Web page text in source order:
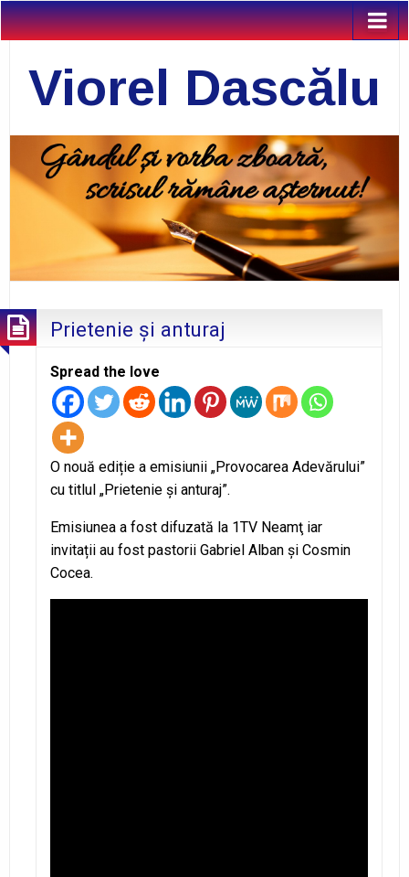
Viorel Dascălu
Prietenie şi anturaj
Spread the love
O nouă ediție a emisiunii „Provocarea Adevărului”
cu titlul „Prietenie şi anturaj”.
Emisiunea a fost difuzată la 1TV Neamţ iar
invitații au fost pastorii Gabriel Alban și Cosmin
Cocea.